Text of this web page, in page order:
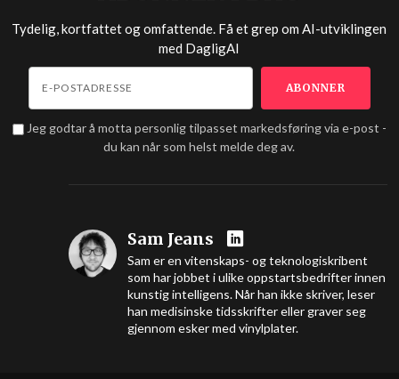
Tydelig, kortfattet og omfattende. Få et grep om AI-utviklingen
med DagligAI
Jeg godtar å motta personlig tilpasset markedsføring via e-post -
du kan når som helst melde deg av.
Sam Jeans
Sam er en vitenskaps- og teknologiskribent
som har jobbet i ulike oppstartsbedrifter innen
kunstig intelligens. Når han ikke skriver, leser
han medisinske tidsskrifter eller graver seg
gjennom esker med vinylplater.